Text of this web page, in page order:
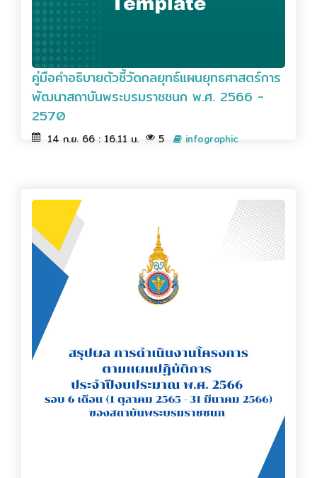
คู่มือคำอธิบายตัวชี้วัดกลยุทธ์แผนยุทธศาสตร์การ
พัฒนาสถาบันพระบรมราชชนก พ.ศ. 2566 -
2570
14 ก.ย. 66 : 16.11 น. 5 infographic